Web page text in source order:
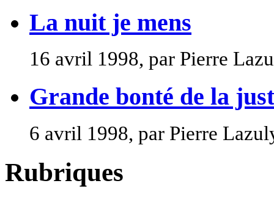
La nuit je mens
16 avril 1998, par Pierre
Grande bonté de la
6 avril 1998, par Pierre
Rubriques